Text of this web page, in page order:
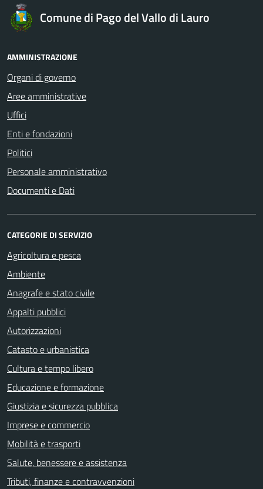
Comune di Pago del Vallo di Lauro
AMMINISTRAZIONE
Organi di governo
Aree amministrative
Uffici
Enti e fondazioni
Politici
Personale amministrativo
Documenti e Dati
CATEGORIE DI SERVIZIO
Agricoltura e pesca
Ambiente
Anagrafe e stato civile
Appalti pubblici
Autorizzazioni
Catasto e urbanistica
Cultura e tempo libero
Educazione e formazione
Giustizia e sicurezza pubblica
Imprese e commercio
Mobilità e trasporti
Salute, benessere e assistenza
Tributi, finanze e contravvenzioni